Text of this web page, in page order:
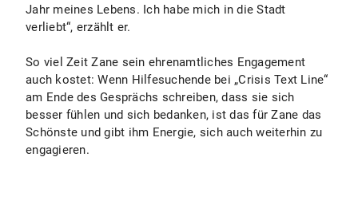
Jahr meines Lebens. Ich habe mich in die Stadt
verliebt“, erzählt er.
So viel Zeit Zane sein ehrenamtliches Engagement
auch kostet: Wenn Hilfesuchende bei „Crisis Text Line“
am Ende des Gesprächs schreiben, dass sie sich
besser fühlen und sich bedanken, ist das für Zane das
Schönste und gibt ihm Energie, sich auch weiterhin zu
engagieren.